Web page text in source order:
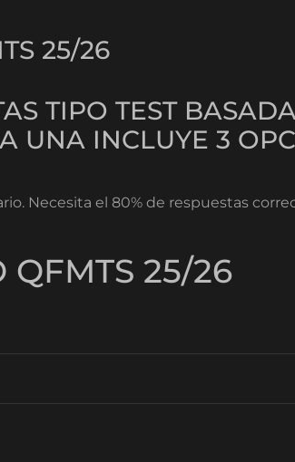
25/26
TIPO TEST
UNA INCLUYE 3
Necesita el 80% de respuestas
QFMTS 25/26